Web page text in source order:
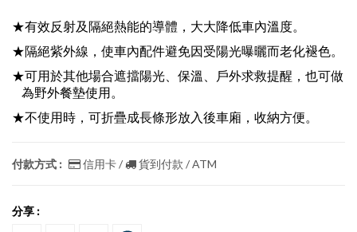
★有效反射及隔絕熱能的導體，大大降低車內溫度。
★隔絕紫外線，使車內配件避免因受陽光曝曬而老化褪色。
★可用於其他場合遮擋陽光、保溫、戶外求救提醒，也可做
為野外餐墊使用。
★不使用時，可折疊成長條形放入後車廂，收納方便。
付款方式 : 信用卡 / 貨到付款 / ATM
分享 :